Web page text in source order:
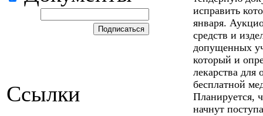
Ссылки
исправить
января.
средств и
допущенных
который и
лекарства для
бесплатной
Планируется,
начнут